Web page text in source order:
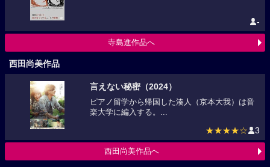
-
寺島進作品へ
西田尚美作品
言えない秘密（2024）
ピアノ留学から帰国した湊人（京本大我）は音
楽大学に編入する。...
★★★★☆ 3
西田尚美作品へ